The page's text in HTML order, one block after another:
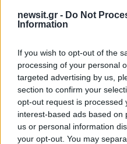
newsit.gr - Do Not
Information
If you wish to opt-out of the
processing of your personal
targeted advertising by us,
section to confirm your
opt-out request is processed
interest-based ads based on
us or personal information
your opt-out. You may
αυστραλιανές αρχές
ένταλμα, ενώ πλέον
έκδοσής του στην